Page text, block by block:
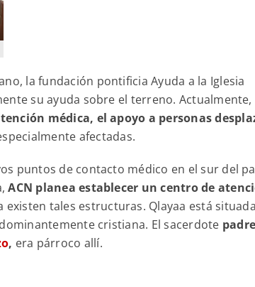
la fundación pontificia Ayuda a la Iglesia
su ayuda sobre el terreno. Actualmente,
médica, el apoyo a personas
afectadas.
puntos de contacto médico en el sur del
ACN planea establecer un centro de
existen tales estructuras. Qlayaa está
cristiana. El sacerdote
, era párroco allí.